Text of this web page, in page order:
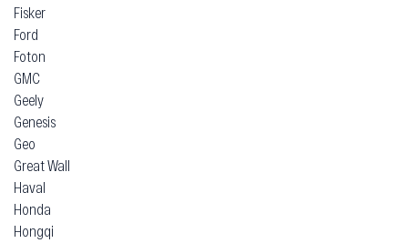
Fisker
Ford
Foton
GMC
Geely
Genesis
Geo
Great Wall
Haval
Honda
Hongqi